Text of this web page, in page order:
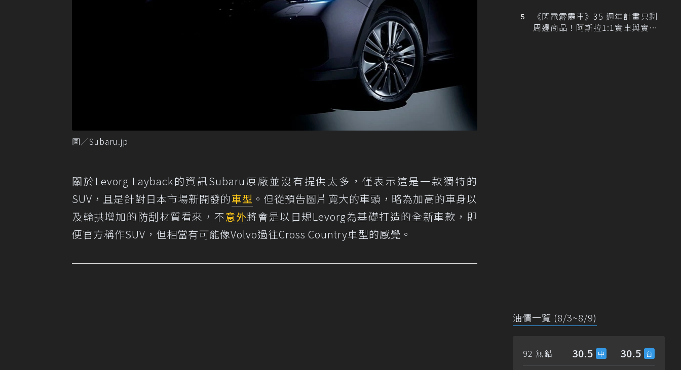
圖／Subaru.jp
關於Levorg Layback的資訊Subaru原廠並沒有提供太多，僅表示這是一款獨特的
SUV，且是針對日本市場新開發的車型 。但從預告圖片寬大的車頭，略為加高的車身以
及輪拱增加的防刮材質看來，不意外將會是以日規Levorg為基礎打造的全新車款，即
便官方稱作SUV，但相當有可能像Volvo過往Cross Country車型的感覺。
《閃電霹靂車》35 週年計畫只剩
周邊商品！阿斯拉1:1實車與實體
油價一覽 (8/3~8/9)
92 無鉛 30.5 30.5